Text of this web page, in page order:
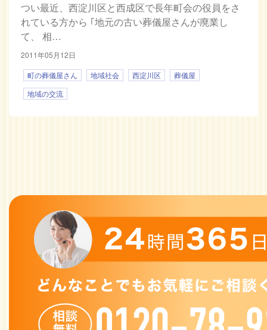
つい最近、西淀川区と西成区で長年町会の役員をさ
れている方から ｢地元の古い葬儀屋さんが廃業し
て、 相…
2011年05月12日
町の葬儀屋さん
地域社会 西淀川区
葬儀屋
地域の交流